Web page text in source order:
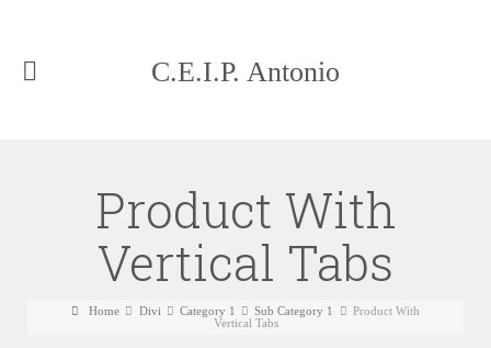
C.E.I.P. Antonio
Product With
Vertical Tabs
Home Divi Category 1 Sub Category 1
Product With
Vertical Tabs